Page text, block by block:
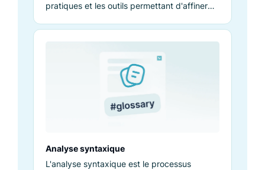
pratiques et les outils permettant d'affiner
Analyse syntaxique
L'analyse syntaxique est le processus